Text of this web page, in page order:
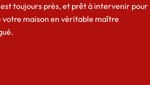
est toujours près, et prêt à intervenir pour
votre maison en véritable maître